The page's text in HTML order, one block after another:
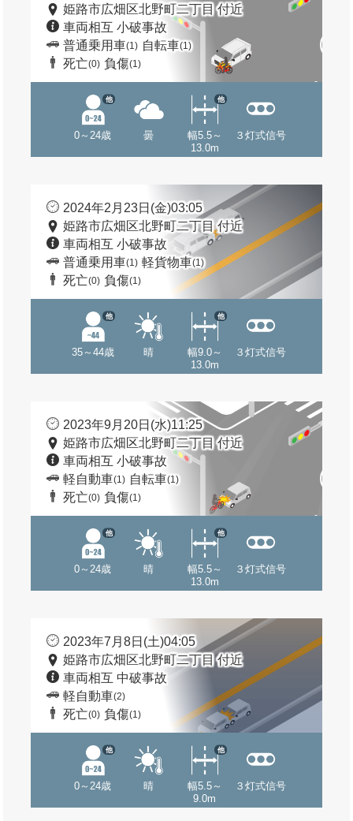
姫路市広畑区北野町二丁目 付近
車両相互 小破事故
普通乗用車(1) 自転車(1)
死亡(0) 負傷(1)
0～24歳
他
曇
幅5.5～
13.0m
他
３灯式信号
2024年2月23日(金)03:05
姫路市広畑区北野町二丁目 付近
車両相互 小破事故
普通乗用車(1) 軽貨物車(1)
死亡(0) 負傷(1)
35～44歳
他
晴
幅9.0～
13.0m
他
３灯式信号
2023年9月20日(水)11:25
姫路市広畑区北野町二丁目 付近
車両相互 小破事故
軽自動車(1) 自転車(1)
死亡(0) 負傷(1)
0～24歳
他
晴
幅5.5～
13.0m
他
３灯式信号
2023年7月8日(土)04:05
姫路市広畑区北野町二丁目 付近
車両相互 中破事故
軽自動車(2)
死亡(0) 負傷(1)
0～24歳
他
晴
幅5.5～
9.0m
他
３灯式信号